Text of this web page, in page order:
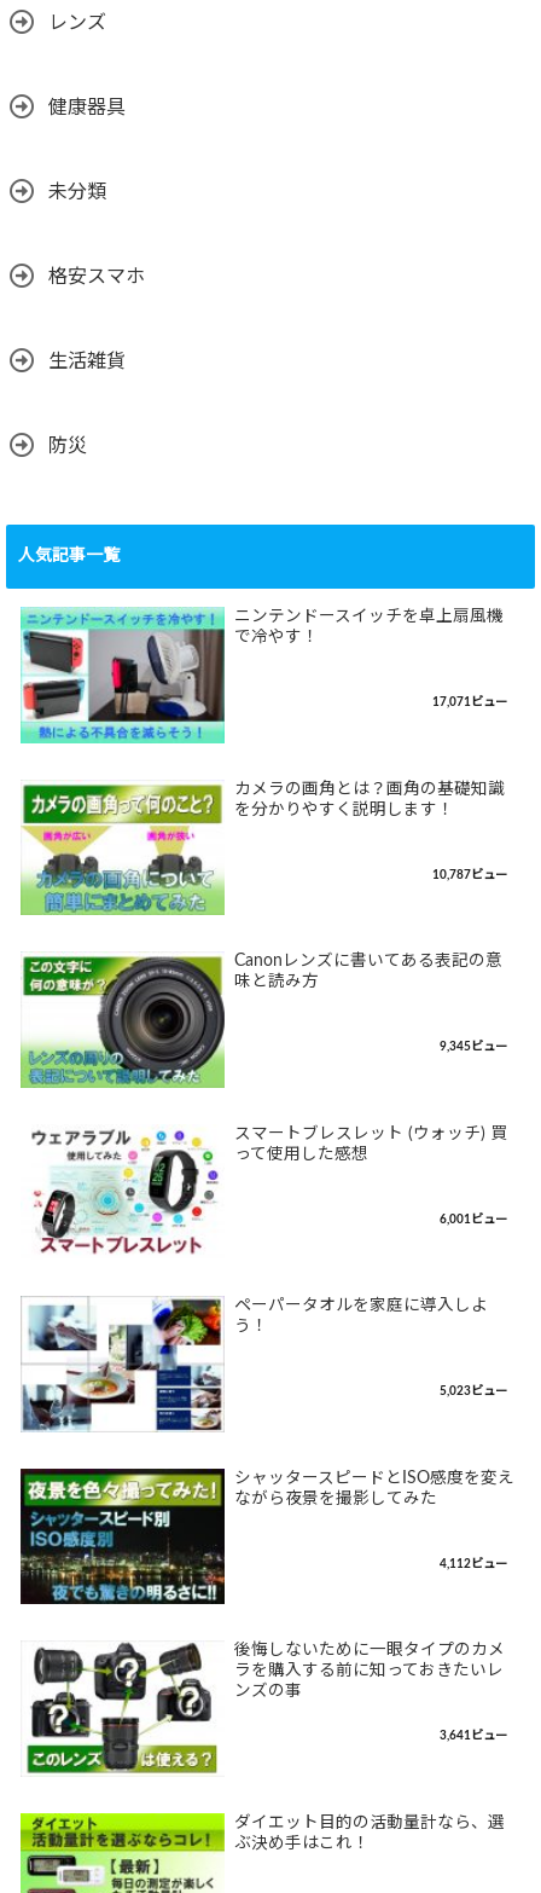
レンズ
健康器具
未分類
格安スマホ
生活雑貨
防災
人気記事一覧
ニンテンドースイッチを卓上扇風機
で冷やす！
17,071ビュー
カメラの画角とは？画角の基礎知識
を分かりやすく説明します！
10,787ビュー
Canonレンズに書いてある表記の意
味と読み方
9,345ビュー
スマートブレスレット (ウォッチ) 買
って使用した感想
6,001ビュー
ペーパータオルを家庭に導入しよ
う！
5,023ビュー
シャッタースピードとISO感度を変え
ながら夜景を撮影してみた
4,112ビュー
後悔しないために一眼タイプのカメ
ラを購入する前に知っておきたいレ
ンズの事
3,641ビュー
ダイエット目的の活動量計なら、選
ぶ決め手はこれ！